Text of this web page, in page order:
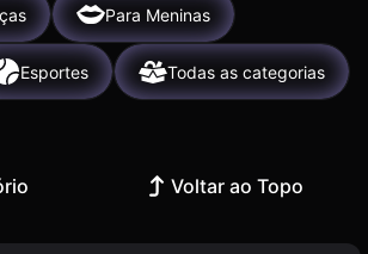
Para Meninas
Esportes Todas as categorias
Voltar ao Topo